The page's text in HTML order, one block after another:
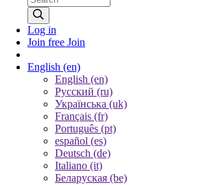
Log in
Join free Join
English (en)
English (en)
Русский (ru)
Українська (uk)
Français (fr)
Português (pt)
español (es)
Deutsch (de)
Italiano (it)
Беларуская (be)